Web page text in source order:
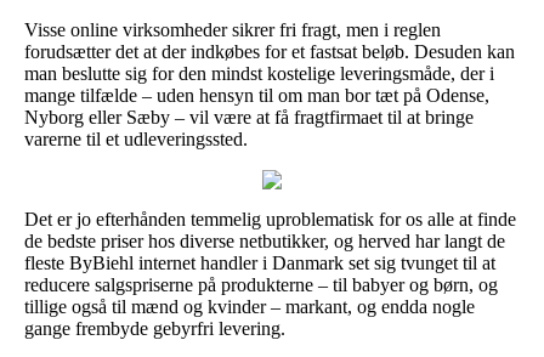
Visse online virksomheder sikrer fri fragt, men i reglen
forudsætter det at der indkøbes for et fastsat beløb. Desuden kan
man beslutte sig for den mindst kostelige leveringsmåde, der i
mange tilfælde – uden hensyn til om man bor tæt på Odense,
Nyborg eller Sæby – vil være at få fragtfirmaet til at bringe
varerne til et udleveringssted.
Det er jo efterhånden temmelig uproblematisk for os alle at finde
de bedste priser hos diverse netbutikker, og herved har langt de
fleste ByBiehl internet handler i Danmark set sig tvunget til at
reducere salgspriserne på produkterne – til babyer og børn, og
tillige også til mænd og kvinder – markant, og endda nogle
gange frembyde gebyrfri levering.